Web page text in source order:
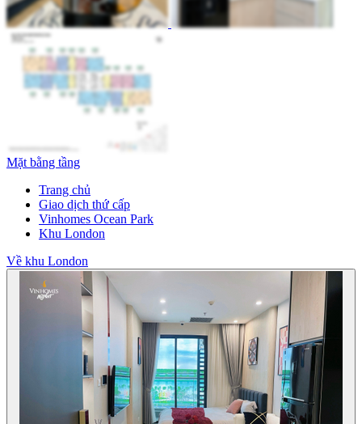
Mặt bằng tầng
Trang chủ
Giao dịch thứ cấp
Vinhomes Ocean Park
Khu London
Về khu London